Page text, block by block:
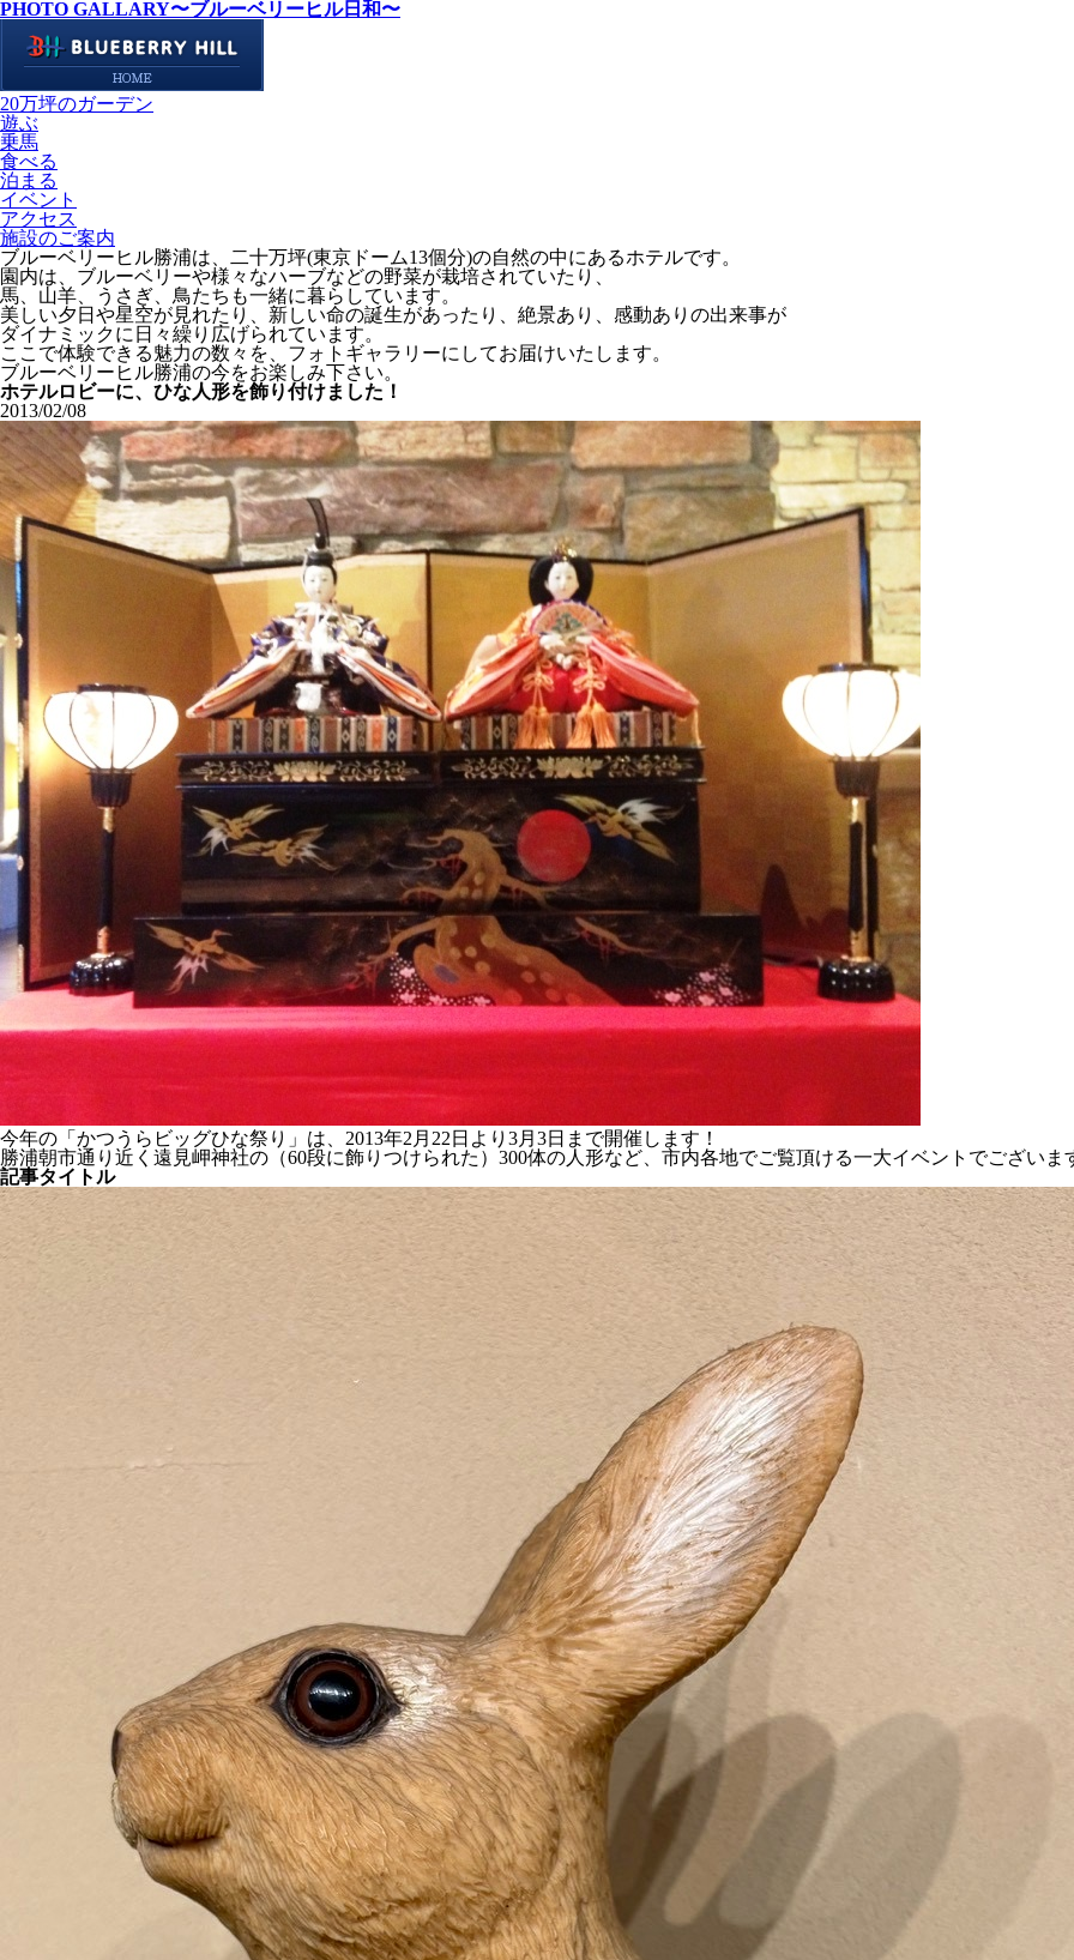
PHOTO GALLARY〜ブルーベリーヒル日和〜
20万坪のガーデン
遊ぶ
乗馬
食べる
泊まる
イベント
アクセス
施設のご案内
ブルーベリーヒル勝浦は、二十万坪(東京ドーム13個分)の自然の中にあるホテルです。
園内は、ブルーベリーや様々なハーブなどの野菜が栽培されていたり、
馬、山羊、うさぎ、鳥たちも一緒に暮らしています。
美しい夕日や星空が見れたり、新しい命の誕生があったり、絶景あり、感動ありの出来事が
ダイナミックに日々繰り広げられています。
ここで体験できる魅力の数々を、フォトギャラリーにしてお届けいたします。
ブルーベリーヒル勝浦の今をお楽しみ下さい。
ホテルロビーに、ひな人形を飾り付けました！
2013/02/08
今年の「かつうらビッグひな祭り」は、2013年2月22日より3月3日まで開催します！
勝浦朝市通り近く遠見岬神社の（60段に飾りつけられた）300体の人形など、市内各地でご覧頂ける一大イベントでございま
記事タイトル